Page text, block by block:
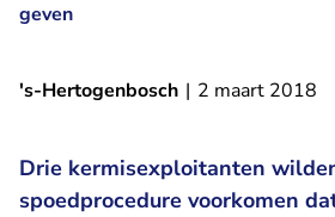
geven
's-Hertogenbosch | 2 maart 2018
Drie kermisexploitanten
spoedprocedure voorkomen